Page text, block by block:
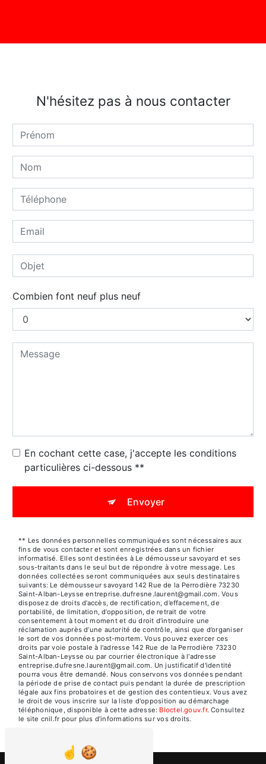
N'hésitez pas à nous contacter
Combien font neuf plus neuf
En cochant cette case, j'accepte les conditions
particulières ci-dessous **
Envoyer
** Les données personnelles communiquées sont nécessaires aux
fins de vous contacter et sont enregistrées dans un fichier
informatisé. Elles sont destinées à Le démousseur savoyard et ses
sous-traitants dans le seul but de répondre à votre message. Les
données collectées seront communiquées aux seuls destinataires
suivants: Le démousseur savoyard 142 Rue de la Perrodière 73230
Saint-Alban-Leysse entreprise.dufresne.laurent@gmail.com. Vous
disposez de droits d’accès, de rectification, d’effacement, de
portabilité, de limitation, d’opposition, de retrait de votre
consentement à tout moment et du droit d’introduire une
réclamation auprès d’une autorité de contrôle, ainsi que d’organiser
le sort de vos données post-mortem. Vous pouvez exercer ces
droits par voie postale à l'adresse 142 Rue de la Perrodière 73230
Saint-Alban-Leysse ou par courrier électronique à l'adresse
entreprise.dufresne.laurent@gmail.com. Un justificatif d'identité
pourra vous être demandé. Nous conservons vos données pendant
la période de prise de contact puis pendant la durée de prescription
légale aux fins probatoires et de gestion des contentieux. Vous avez
le droit de vous inscrire sur la liste d'opposition au démarchage
téléphonique, disponible à cette adresse:
Bloctel.gouv.fr. Consultez
le site cnil.fr pour plus d’informations sur vos droits.